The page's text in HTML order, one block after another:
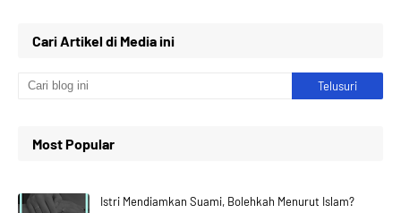
Cari Artikel di Media ini
Most Popular
Istri Mendiamkan Suami, Bolehkah Menurut Islam?